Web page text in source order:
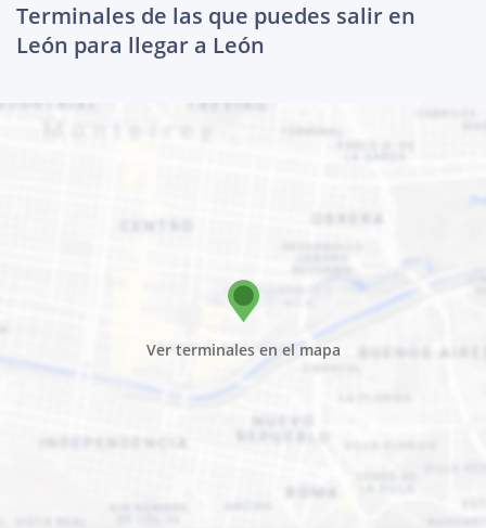
Terminales de las que puedes salir en
León para llegar a León
Ver terminales en el mapa